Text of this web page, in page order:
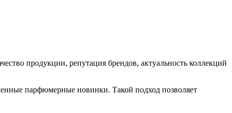
продукции, репутация брендов, актуальность коллекций
парфюмерные новинки. Такой подход позволяет